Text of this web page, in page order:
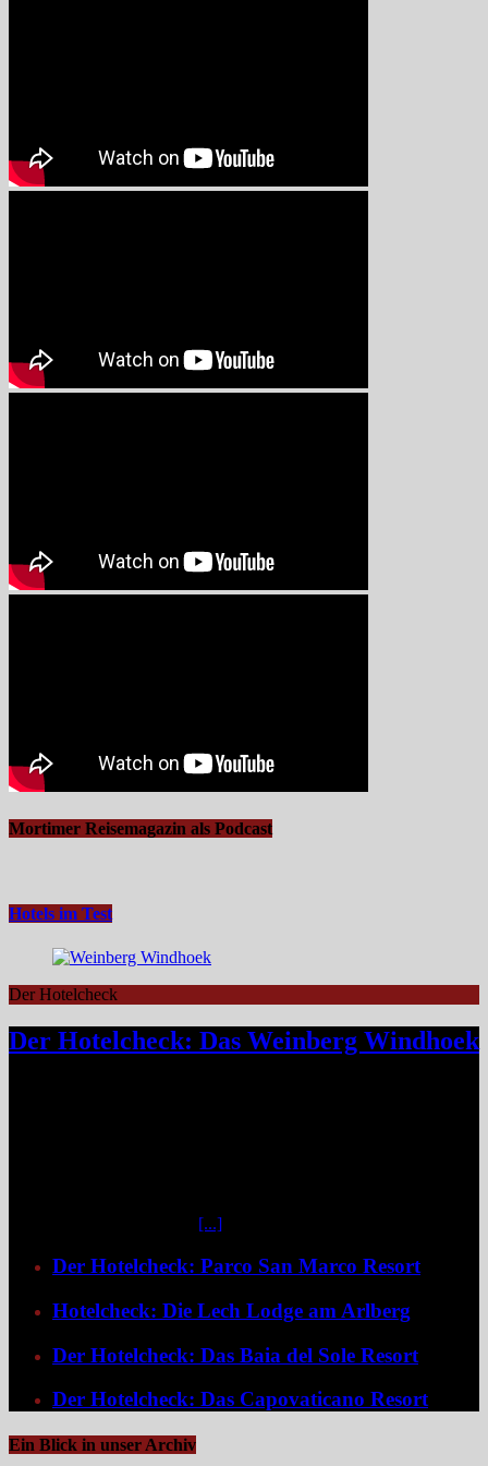
Mortimer Reisemagazin als Podcast
Hotels im Test
Der Hotelcheck
Der Hotelcheck: Das Weinberg Windhoek
[...]
Der Hotelcheck: Parco San Marco Resort
Hotelcheck: Die Lech Lodge am Arlberg
Der Hotelcheck: Das Baia del Sole Resort
Der Hotelcheck: Das Capovaticano Resort
Ein Blick in unser Archiv